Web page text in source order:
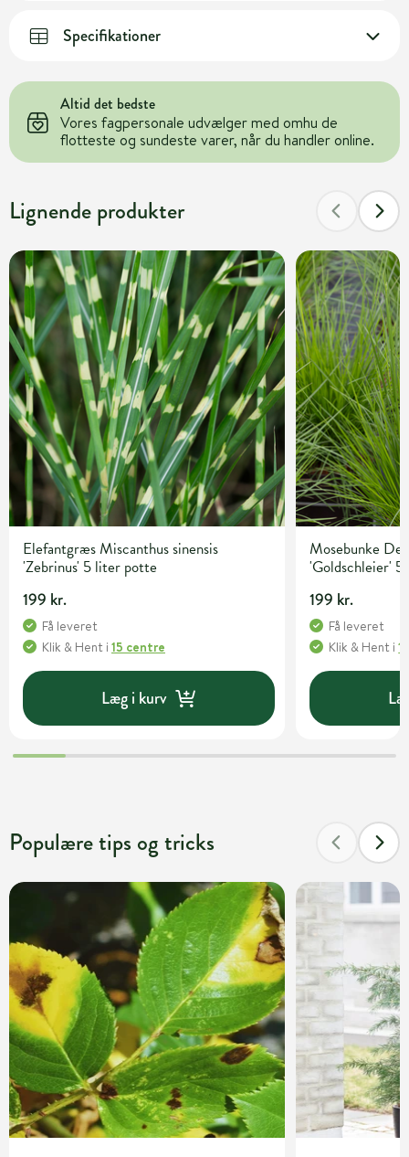
Specifikationer
Altid det bedste
Vores fagpersonale udvælger med omhu de
flotteste og sundeste varer, når du handler online.
Lignende produkter
Elefantgræs Miscanthus sinensis
'Zebrinus' 5 liter potte
199 kr.
Få leveret
Klik & Hent i 15 centre
Læg i kurv
Mosebunke
'Goldschleier'
199 kr.
Få leveret
Klik & Hent i
Populære tips og tricks